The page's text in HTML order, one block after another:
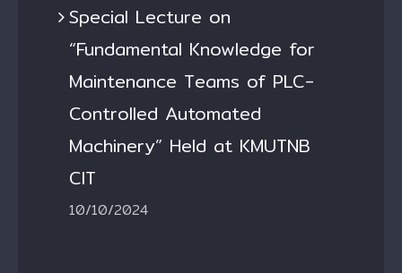
Special Lecture on
“Fundamental Knowledge for
Maintenance Teams of PLC-
Controlled Automated
Machinery” Held at KMUTNB
CIT
10/10/2024